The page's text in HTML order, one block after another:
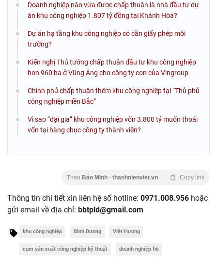
Doanh nghiệp nào vừa được chấp thuận là nhà đầu tư dự
án khu công nghiệp 1.807 tỷ đồng tại Khánh Hòa?
Dự án hạ tầng khu công nghiệp có cần giấy phép môi
trường?
Kiến nghị Thủ tướng chấp thuận đầu tư khu công nghiệp
hơn 960 ha ở Vũng Áng cho công ty con của Vingroup
Chính phủ chấp thuận thêm khu công nghiệp tại “Thủ phủ
công nghiệp miền Bắc”
Vì sao “đại gia” khu công nghiệp vốn 3.800 tỷ muốn thoái
vốn tại hàng chục công ty thành viên?
Theo Bảo Minh - thanhnienviet.vn Copy link
Thông tin chi tiết xin liên hệ số hotline: 0971.008.956 hoặc
gửi email về địa chỉ: bbtpld@gmail.com
khu công nghiệp Bình Dương Việt Hương
cụm sản xuất công nghiệp kỹ thuật doanh nghiệp fdi